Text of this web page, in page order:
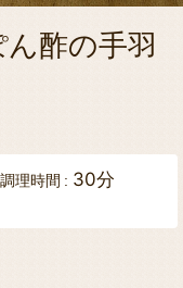
酢の手羽
調理時間 30分